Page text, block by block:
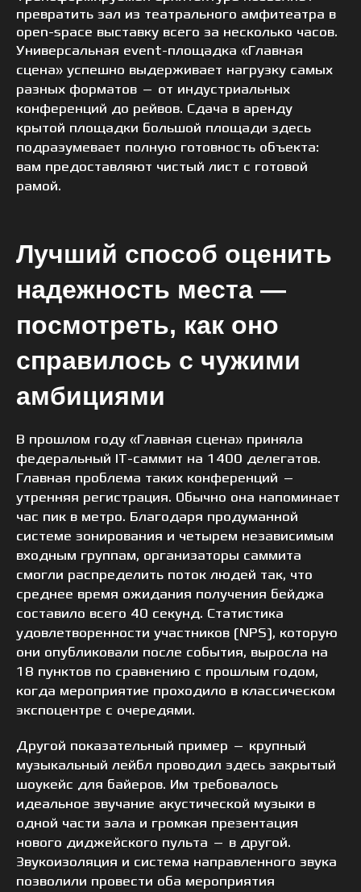
превратить зал из театрального амфитеатра в
open-space выставку всего за несколько часов.
Универсальная event-площадка «Главная
сцена» успешно выдерживает нагрузку самых
разных форматов — от индустриальных
конференций до рейвов. Сдача в аренду
крытой площадки большой площади здесь
подразумевает полную готовность объекта:
вам предоставляют чистый лист с готовой
рамой.
Лучший способ оценить
надежность места —
посмотреть, как оно
справилось с чужими
амбициями
В прошлом году «Главная сцена» приняла
федеральный IT-саммит на 1400 делегатов.
Главная проблема таких конференций —
утренняя регистрация. Обычно она напоминает
час пик в метро. Благодаря продуманной
системе зонирования и четырем независимым
входным группам, организаторы саммита
смогли распределить поток людей так, что
среднее время ожидания получения бейджа
составило всего 40 секунд. Статистика
удовлетворенности участников (NPS), которую
они опубликовали после события, выросла на
18 пунктов по сравнению с прошлым годом,
когда мероприятие проходило в классическом
экспоцентре с очередями.
Другой показательный пример — крупный
музыкальный лейбл проводил здесь закрытый
шоукейс для байеров. Им требовалось
идеальное звучание акустической музыки в
одной части зала и громкая презентация
нового диджейского пульта — в другой.
Звукоизоляция и система направленного звука
позволили провести оба мероприятия